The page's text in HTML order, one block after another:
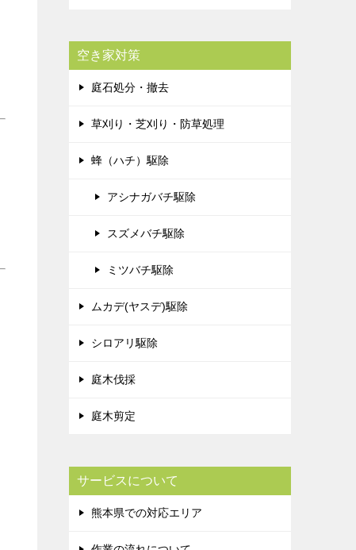
空き家対策
庭石処分・撤去
草刈り・芝刈り・防草処理
蜂（ハチ）駆除
アシナガバチ駆除
スズメバチ駆除
ミツバチ駆除
ムカデ(ヤスデ)駆除
シロアリ駆除
庭木伐採
庭木剪定
サービスについて
熊本県での対応エリア